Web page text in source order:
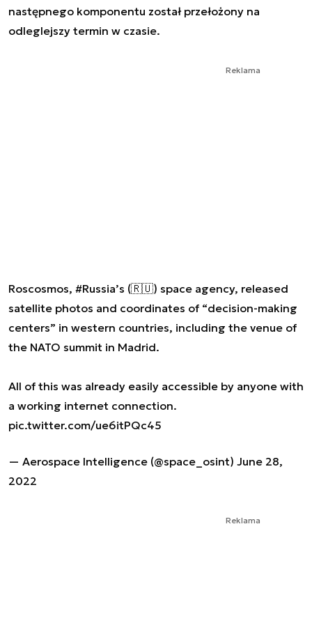
następnego komponentu został przełożony na
odleglejszy termin w czasie.
Reklama
Roscosmos, #Russia’s (🇷🇺) space agency, released
satellite photos and coordinates of “decision-making
centers” in western countries, including the venue of
the NATO summit in Madrid.
All of this was already easily accessible by anyone with
a working internet connection.
pic.twitter.com/ue6itPQc45
— Aerospace Intelligence (@space_osint) June 28,
2022
Reklama